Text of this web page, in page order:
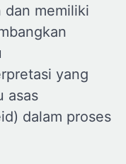
dan memiliki
yang
asas
dalam proses